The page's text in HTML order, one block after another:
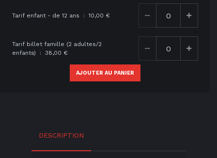
Tarif enfant - de 12 ans : 10,00 €
Tarif billet famille (2 adultes/2
enfants) : 38,00 €
AJOUTER AU PANIER
DESCRIPTION